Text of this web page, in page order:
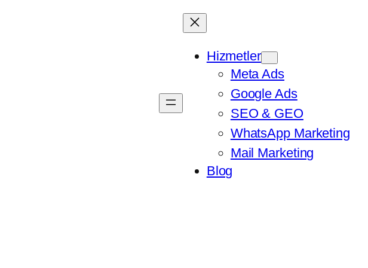
Hizmetler
Meta Ads
Google Ads
SEO & GEO
WhatsApp Marketing
Mail Marketing
Blog